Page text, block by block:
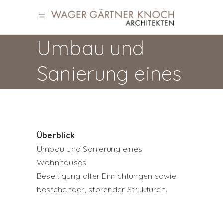
Umbau und
Sanierung eines
Überblick
Umbau und Sanierung eines
Wohnhauses.
Beseitigung alter Einrichtungen sowie
bestehender, störender Strukturen.